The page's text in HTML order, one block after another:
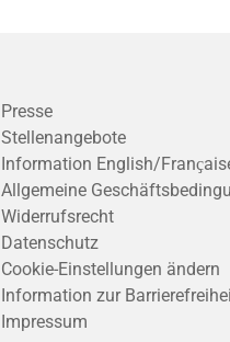
Presse
Stellenangebote
Information English/
Allgemeine
Widerrufsrecht
Datenschutz
Cookie-Einstellungen ändern
Information zur
Impressum